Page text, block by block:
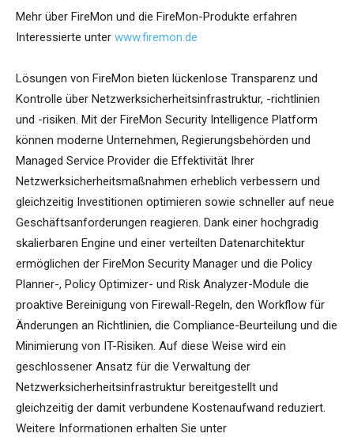
Mehr über FireMon und die FireMon-Produkte erfahren
Interessierte unter www.firemon.de
Lösungen von FireMon bieten lückenlose Transparenz und
Kontrolle über Netzwerksicherheitsinfrastruktur, -richtlinien
und -risiken. Mit der FireMon Security Intelligence Platform
können moderne Unternehmen, Regierungsbehörden und
Managed Service Provider die Effektivität Ihrer
Netzwerksicherheitsmaßnahmen erheblich verbessern und
gleichzeitig Investitionen optimieren sowie schneller auf neue
Geschäftsanforderungen reagieren. Dank einer hochgradig
skalierbaren Engine und einer verteilten Datenarchitektur
ermöglichen der FireMon Security Manager und die Policy
Planner-, Policy Optimizer- und Risk Analyzer-Module die
proaktive Bereinigung von Firewall-Regeln, den Workflow für
Änderungen an Richtlinien, die Compliance-Beurteilung und die
Minimierung von IT-Risiken. Auf diese Weise wird ein
geschlossener Ansatz für die Verwaltung der
Netzwerksicherheitsinfrastruktur bereitgestellt und
gleichzeitig der damit verbundene Kostenaufwand reduziert.
Weitere Informationen erhalten Sie unter